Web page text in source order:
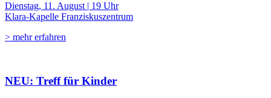
Dienstag, 11. August | 19 Uhr
Klara-Kapelle Franziskuszentrum
> mehr erfahren
NEU: Treff für Kinder